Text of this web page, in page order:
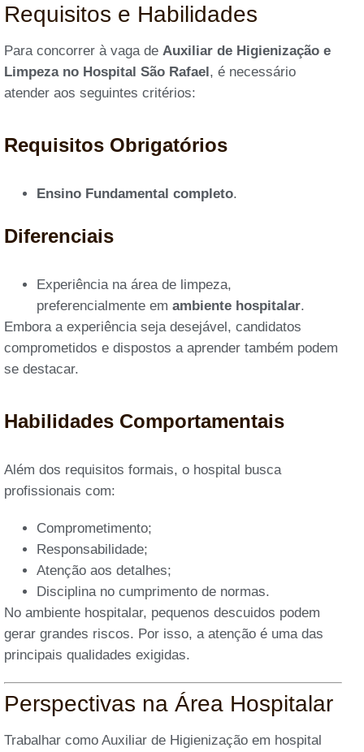
Requisitos e Habilidades
Para concorrer à vaga de Auxiliar de Higienização e
Limpeza no Hospital São Rafael, é necessário
atender aos seguintes critérios:
Requisitos Obrigatórios
Ensino Fundamental completo.
Diferenciais
Experiência na área de limpeza,
preferencialmente em ambiente hospitalar.
Embora a experiência seja desejável, candidatos
comprometidos e dispostos a aprender também podem
se destacar.
Habilidades Comportamentais
Além dos requisitos formais, o hospital busca
profissionais com:
Comprometimento;
Responsabilidade;
Atenção aos detalhes;
Disciplina no cumprimento de normas.
No ambiente hospitalar, pequenos descuidos podem
gerar grandes riscos. Por isso, a atenção é uma das
principais qualidades exigidas.
Perspectivas na Área Hospitalar
Trabalhar como Auxiliar de Higienização em hospital